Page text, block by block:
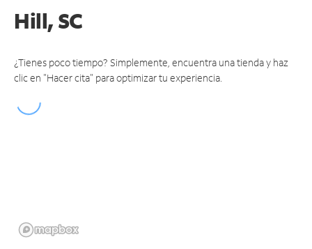
Hill, SC
¿Tienes poco tiempo? Simplemente, encuentra una tienda y haz
clic en "Hacer cita" para optimizar tu experiencia.